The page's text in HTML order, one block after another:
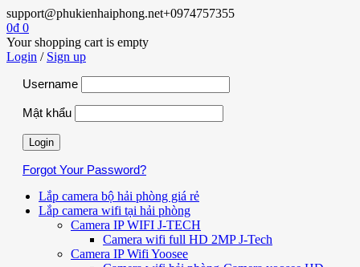
support@phukienhaiphong.net+0974757355
0₫ 0
Your shopping cart is empty
Login / Sign up
Username
Mật khẩu
Forgot Your Password?
Lắp camera bộ hải phòng giá rẻ
Lắp camera wifi tại hải phòng
Camera IP WIFI J-TECH
Camera wifi full HD 2MP J-Tech
Camera IP Wifi Yoosee